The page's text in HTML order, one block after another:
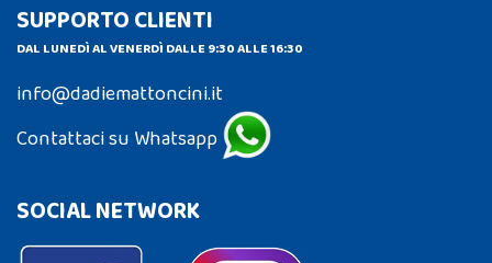
SUPPORTO CLIENTI
DAL LUNEDÌ AL VENERDÌ DALLE 9:30 ALLE 16:30
info@dadiemattoncini.it
Contattaci su Whatsapp
SOCIAL NETWORK